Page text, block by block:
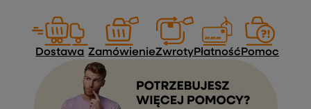
Dostawa ZamówienieZwrotyPłatność Pomoc